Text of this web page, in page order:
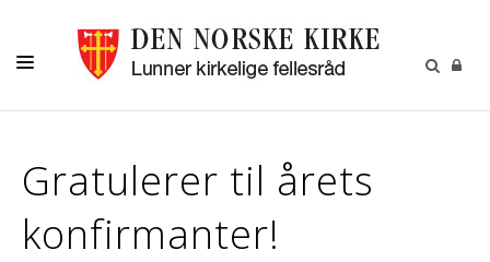
BARN OG UNGE
OM OSS
Gratulerer til årets
konfirmanter!